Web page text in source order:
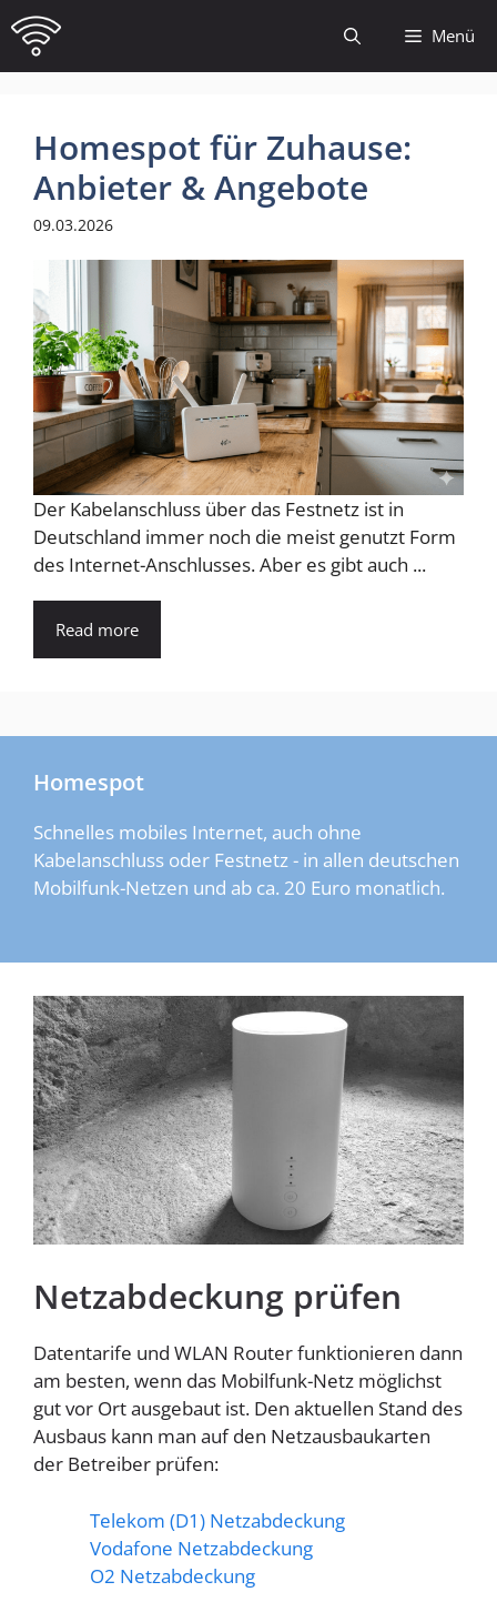
Zum
Inhalt
springen
Menü
Homespot für Zuhause:
Anbieter & Angebote
09.03.2026
Der Kabelanschluss über das Festnetz ist in
Deutschland immer noch die meist genutzt Form
des Internet-Anschlusses. Aber es gibt auch ...
Read more
Homespot
Schnelles mobiles Internet, auch ohne
Kabelanschluss oder Festnetz - in allen deutschen
Mobilfunk-Netzen und ab ca. 20 Euro monatlich.
Netzabdeckung prüfen
Datentarife und WLAN Router funktionieren dann
am besten, wenn das Mobilfunk-Netz möglichst
gut vor Ort ausgebaut ist. Den aktuellen Stand des
Ausbaus kann man auf den Netzausbaukarten
der Betreiber prüfen:
Telekom (D1) Netzabdeckung
Vodafone Netzabdeckung
O2 Netzabdeckung